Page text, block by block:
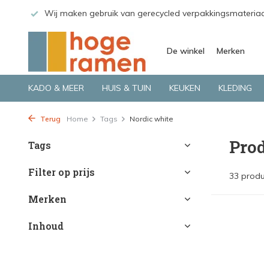
Wij maken gebruik van gerecycled
De winkel Merken
KADO & MEER HUIS & TUIN KEUKEN KLEDING
Terug Home Tags Nordic white
Tags
Filter op prijs
Merken
Inhoud
33